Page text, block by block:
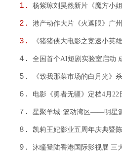
1.
杨紫琼刘昊然新片《魔方小
高燃开启 打破年龄偏见重塑
2.
港产动作大片《火遮眼》广
碑爆棚
3.
《猪猪侠大电影之竞速小英
获赞“又燃又暖” 引爆五一期
4.
全国首个AI短剧实验室启动
全面抢滩数字文创新高地
5.
《致我那菜市场的白月光》
靖可心向野互成光
6. 电影《勇者无疆》定档4月22
7.
星聚羊城·篮动湾区——明星
式成立
8.
凯莉王妃影业五周年庆典暨
典圆满落幕
9. 沐瞳登陆香港国际影视展 三